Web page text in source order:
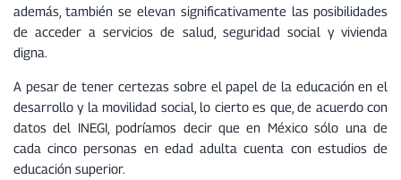
d
o
además, también se elevan significativamente las posibilidades
de acceder a servicios de salud, seguridad social y vivienda
digna.
A pesar de tener certezas sobre el papel de la educación en el
desarrollo y la movilidad social, lo cierto es que, de acuerdo con
datos del INEGI, podríamos decir que en México sólo una de
cada cinco personas en edad adulta cuenta con estudios de
educación superior.